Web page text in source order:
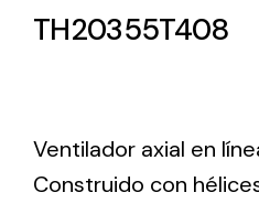
Amplia gama de
TH20355T408
Ventilador axial en
Construido con